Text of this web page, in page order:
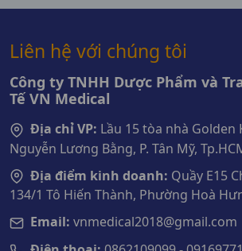
Liên hệ với chúng tôi
Công ty TNHH Dược Phẩm và
Tế VN Medical
Địa chỉ VP: Lầu 15 tòa nhà Golden
Nguyễn Lương Bằng, P. Tân Mỹ,
Địa điểm kinh doanh: Quầy E15
134/1 Tô Hiến Thành, Phường Hoà
Email: vnmedical2018@gmail.com